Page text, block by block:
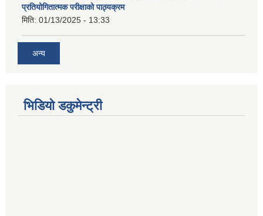
प्रतियोगितात्मक परीक्षाको पाठ्यक्रम
मिति: 01/13/2025 - 13:33
अन्य
भिडियो डकुमेन्ट्री